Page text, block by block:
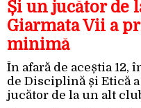
Și un jucător de
Giarmata Vii a
minimă
În afară de aceștia 12,
de Disciplină și Etică
jucător de la un alt